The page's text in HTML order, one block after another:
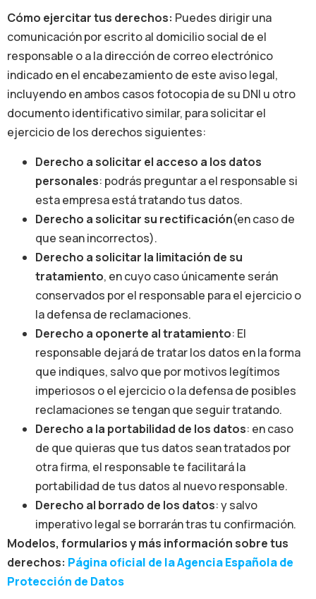
Cómo ejercitar tus derechos: Puedes dirigir una
comunicación por escrito al domicilio social de el
responsable o a la dirección de correo electrónico
indicado en el encabezamiento de este aviso legal,
incluyendo en ambos casos fotocopia de su DNI u otro
documento identificativo similar, para solicitar el
ejercicio de los derechos siguientes:
Derecho a solicitar el acceso a los datos
personales: podrás preguntar a el responsable si
esta empresa está tratando tus datos.
Derecho a solicitar su rectificación(en caso de
que sean incorrectos).
Derecho a solicitar la limitación de su
tratamiento, en cuyo caso únicamente serán
conservados por el responsable para el ejercicio o
la defensa de reclamaciones.
Derecho a oponerte al tratamiento: El
responsable dejará de tratar los datos en la forma
que indiques, salvo que por motivos legítimos
imperiosos o el ejercicio o la defensa de posibles
reclamaciones se tengan que seguir tratando.
Derecho a la portabilidad de los datos: en caso
de que quieras que tus datos sean tratados por
otra firma, el responsable te facilitará la
portabilidad de tus datos al nuevo responsable.
Derecho al borrado de los datos: y salvo
imperativo legal se borrarán tras tu confirmación.
Modelos, formularios y más información sobre tus
derechos: Página oficial de la Agencia Española de
Protección de Datos